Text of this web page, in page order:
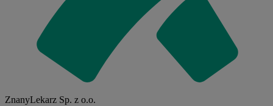
ZnanyLekarz Sp. z o.o.